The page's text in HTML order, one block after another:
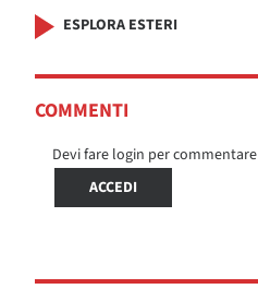
ESPLORA ESTERI
COMMENTI
Devi fare login per commentare
ACCEDI